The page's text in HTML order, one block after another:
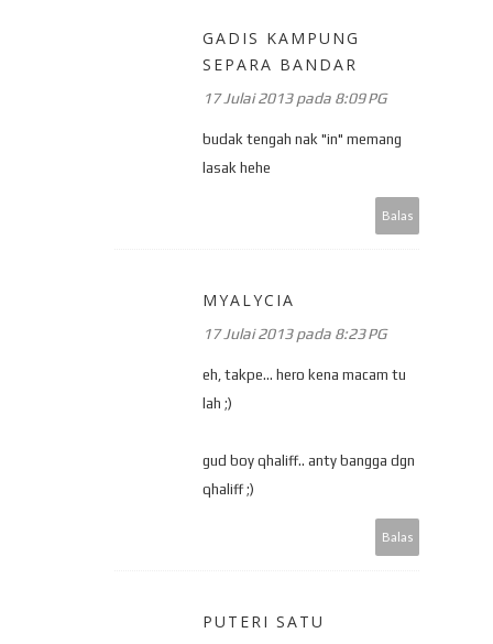
GADIS KAMPUNG
SEPARA BANDAR
17 Julai 2013 pada 8:09 PG
budak tengah nak "in" memang
lasak hehe
Balas
MYALYCIA
17 Julai 2013 pada 8:23 PG
eh, takpe... hero kena macam tu
lah ;)
gud boy qhaliff.. anty bangga dgn
qhaliff ;)
Balas
PUTERI SATU